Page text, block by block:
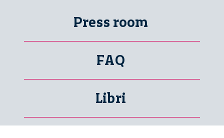
Press room
FAQ
Libri